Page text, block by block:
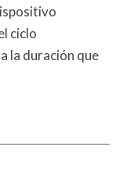
ciclo
la duración que